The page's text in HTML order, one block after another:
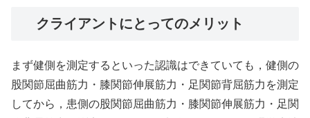
クライアントにとってのメリット
まず健側を測定するといった認識はできていても，健側の
股関節屈曲筋力・膝関節伸展筋力・足関節背屈筋力を測定
してから，患側の股関節屈曲筋力・膝関節伸展筋力・足関